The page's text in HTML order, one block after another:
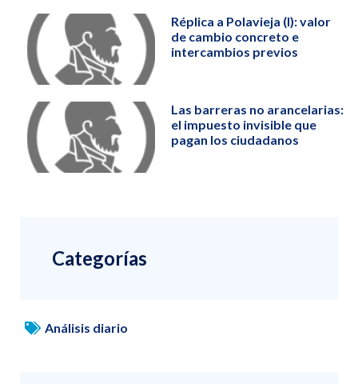
Réplica a Polavieja (I): valor
de cambio concreto e
intercambios previos
Las barreras no arancelarias:
el impuesto invisible que
pagan los ciudadanos
Categorías
Análisis diario